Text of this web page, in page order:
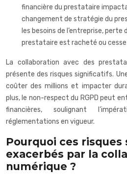
financière du prestataire
changement de stratégie du
les besoins de l’entreprise,
prestataire est racheté ou
La collaboration avec des
présente des risques significatifs.
coûter des millions et impacter
plus, le non-respect du RGPD peut
financières, soulignant
réglementations en vigueur.
Pourquoi ces risques
exacerbés par la
numérique ?